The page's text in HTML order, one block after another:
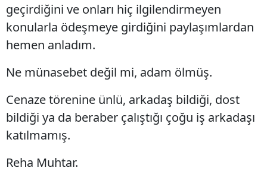
geçirdiğini ve onları hiç ilgilendirmeyen
konularla ödeşmeye girdiğini paylaşımlardan
hemen anladım.
Ne münasebet değil mi, adam ölmüş.
Cenaze törenine ünlü, arkadaş bildiği, dost
bildiği ya da beraber çalıştığı çoğu iş arkadaşı
katılmamış.
Reha Muhtar.